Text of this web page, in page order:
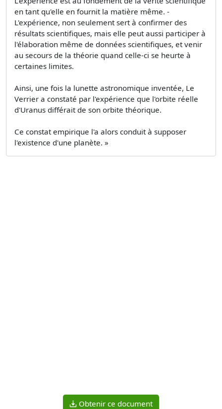
en tant qu'elle en fournit la matière même. -
L'expérience, non seulement sert à confirmer des
résultats scientifiques, mais elle peut aussi participer à
l'élaboration même de données scientifiques, et venir
au secours de la théorie quand celle-ci se heurte à
certaines limites.
Ainsi, une fois la lunette astronomique inventée, Le
Verrier a constaté par l'expérience que l'orbite réelle
d'Uranus différait de son orbite théorique.
Ce constat empirique l'a alors conduit à supposer
l'existence d'une planète. »
Obtenir ce document